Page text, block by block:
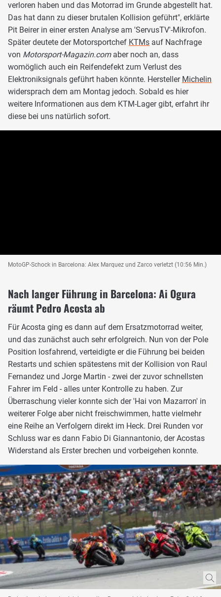
verloren haben und das Motorrad im Grunde abgestellt hat.
Das hat dann zu dieser brutalen Kollision geführt", erklärte
Pit Beirer in einer ersten Analyse am 'ServusTV'-Mikrofon.
Später deutete der Motorsportchef KTMs auf Nachfrage
von Motorsport-Magazin.com aber noch an, dass
womöglich auch ein Reifendefekt zum Verlust des
Elektroniksignals geführt haben könnte. Hersteller Michelin
widersprach dem am Montag jedoch. Sobald es hier
weitere Informationen aus dem KTM-Lager gibt, erfahrt ihr
diese bei uns natürlich sofort.
MotoGP-Schock in Barcelona: Alex Marquez und Zarco verletzt (10:56 Min.)
Nach langer Führung in Barcelona: Ai Ogura
räumt Pedro Acosta ab
Für Acosta ging es dann auf dem Ersatzmotorrad weiter,
und das zunächst auch sehr erfolgreich. Nun von der Pole
Position losfahrend, verteidigte er die Führung bei beiden
Restarts und schien spätestens mit der Kollision von Raul
Fernandez und Jorge Martin - zwei der zuvor schnellsten
Fahrer im Feld - alles unter Kontrolle zu haben. Zur
Überraschung vieler konnte sich der 'Hai von Mazarron' in
weiterer Folge aber nicht freischwimmen, hatte vielmehr
eine Reihe an Verfolgern direkt im Heck. Drei Runden vor
Schluss war es dann Fabio Di Giannantonio, der Acostas
Widerstand als Erster brechen und vorbeigehen konnte.